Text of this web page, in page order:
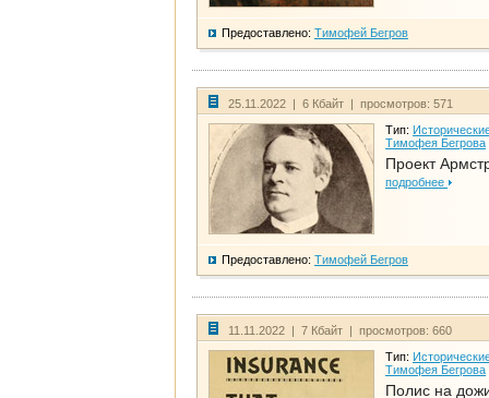
Предоставлено: Тимофей Бегров
25.11.2022 | 6 Кбайт | просмотров: 571
Тип:
Тимофея Бегрова
Проект
подробнее
Предоставлено: Тимофей Бегров
11.11.2022 | 7 Кбайт | просмотров: 660
Тип:
Тимофея Бегрова
Полис на